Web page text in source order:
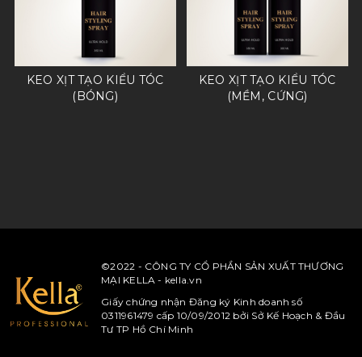
KEO XỊT TẠO KIỂU TÓC
(BÓNG)
KEO XỊT TẠO KIỂU TÓC
(MỀM, CỨNG)
©2022 - CÔNG TY CỔ PHẦN SẢN XUẤT THƯƠNG
MẠI KELLA - kella.vn
Giấy chứng nhận Đăng ký Kinh doanh số
0311961479 cấp 10/09/2012 bởi Sở Kế Hoạch & Đầu
Tư TP Hồ Chí Minh